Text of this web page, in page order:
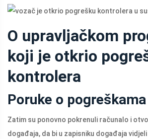
O upravljačkom
koji je otkrio
kontrolera
Poruke o pogreškama
Zatim su ponovno pokrenuli računalo i
događaja, da bi u zapisniku događaja